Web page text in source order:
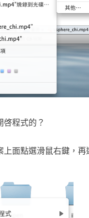
啓程式的？
上面點選滑鼠右鍵，再